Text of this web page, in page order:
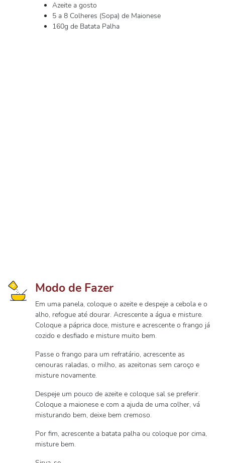
Azeite a gosto
5 a 8 Colheres (Sopa) de Maionese
160g de Batata Palha
Modo de Fazer
Em uma panela, coloque o azeite e despeje a cebola e o
alho, refogue até dourar. Acrescente a água e misture.
Coloque a páprica doce, misture e acrescente o frango já
cozido e desfiado e misture muito bem.
Passe o frango para um refratário, acrescente as
cenouras raladas, o milho, as azeitonas sem caroço e
misture novamente.
Despeje um pouco de azeite e coloque sal se preferir.
Coloque a maionese e com a ajuda de uma colher, vá
misturando bem, deixe bem cremoso.
Por fim, acrescente a batata palha ou coloque por cima,
misture bem.